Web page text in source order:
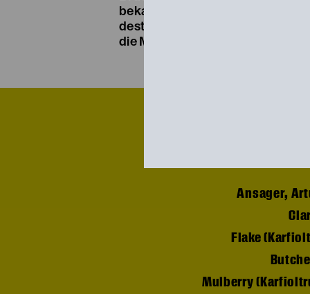
bekannter die einzelnen
desto entschiedener stellt sich
die Mitte einer Gesellschaft still
Ansager,
Flake
Mulberry